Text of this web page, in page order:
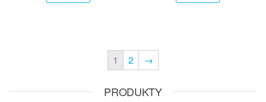
1 2 →
PRODUKTY